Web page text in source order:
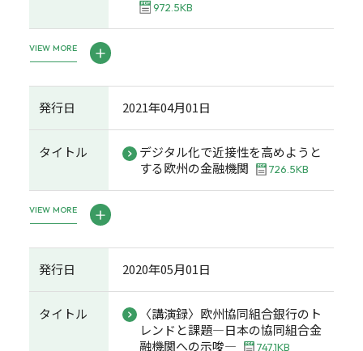
972.5KB
VIEW MORE
発行日 2021年04月01日
タイトル
デジタル化で近接性を高めようと
する欧州の金融機関
726.5KB
VIEW MORE
発行日 2020年05月01日
タイトル
〈講演録〉欧州協同組合銀行のト
レンドと課題―日本の協同組合金
融機関への示唆―
747.1KB